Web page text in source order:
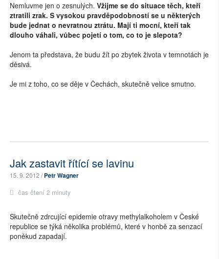
Nemluvme jen o zesnulých. Vžijme se do situace těch, kteří
ztratili zrak. S vysokou pravděpodobností se u některých
bude jednat o nevratnou ztrátu. Mají ti mocní, kteří tak
dlouho váhali, vůbec pojetí o tom, co to je slepota?
Jenom ta představa, že budu žít po zbytek života v temnotách je
děsivá.
Je mi z toho, co se děje v Čechách, skutečně velice smutno.
Jak zastavit řítící se lavinu
15. 9. 2012 /Petr Wagner
čas čtení 2 minuty
Skutečně zdrcující epidemie otravy methylalkoholem v České
republice se týká několika problémů, které v honbě za senzací
poněkud zapadají.